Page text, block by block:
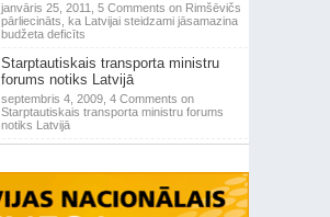
janvāris 25, 2011, 5 Comments on Rimšēvičs
pārliecināts, ka Latvijai steidzami jāsamazina
budžeta deficīts
Starptautiskais transporta ministru
forums notiks Latvijā
septembris 4, 2009, 4 Comments on
Starptautiskais transporta ministru forums
notiks Latvijā